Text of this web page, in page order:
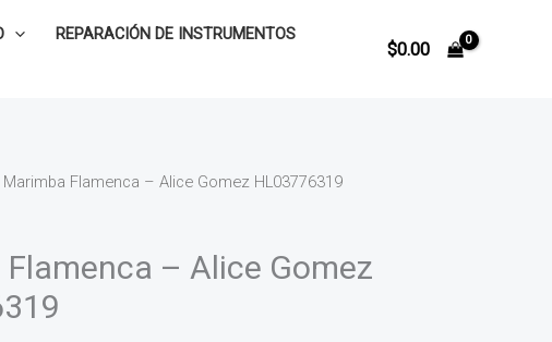
REPARACIÓN DE INSTRUMENTOS
$0.00
Flamenca – Alice Gomez HL03776319
– Alice Gomez